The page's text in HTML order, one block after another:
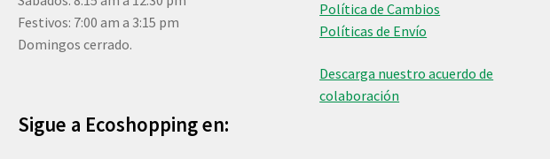
Festivos: 7:00 am a 3:15 pm
Domingos cerrado.
Sigue a Ecoshopping en:
Política de Cambios
Políticas de Envío
Descarga nuestro acuerdo de
colaboración